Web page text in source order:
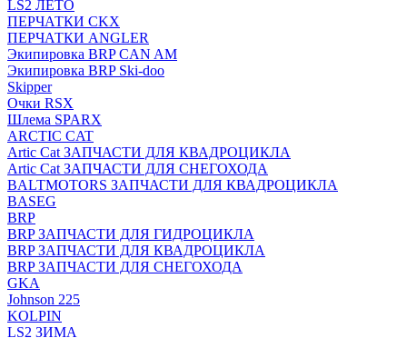
LS2 ЛЕТО
ПЕРЧАТКИ CKX
ПЕРЧАТКИ ANGLER
Экипировка BRP CAN AM
Экипировка BRP Ski-doo
Skipper
Очки RSX
Шлема SPARX
ARCTIC CAT
Artic Cat ЗАПЧАСТИ ДЛЯ КВАДРОЦИКЛА
Artic Cat ЗАПЧАСТИ ДЛЯ СНЕГОХОДА
BALTMOTORS ЗАПЧАСТИ ДЛЯ КВАДРОЦИКЛА
BASEG
BRP
BRP ЗАПЧАСТИ ДЛЯ ГИДРОЦИКЛА
BRP ЗАПЧАСТИ ДЛЯ КВАДРОЦИКЛА
BRP ЗАПЧАСТИ ДЛЯ СНЕГОХОДА
GKA
Johnson 225
KOLPIN
LS2 ЗИМА